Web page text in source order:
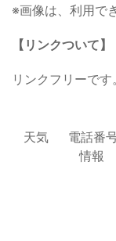
※画像は、利用で
【リンクついて】
リンクフリーです。
天気 電話番
情報